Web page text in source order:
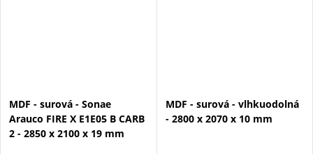
MDF - surová - Sonae
Arauco FIRE X E1E05 B CARB
2 - 2850 x 2100 x 19 mm
MDF - surová - vlhkuodolná
- 2800 x 2070 x 10 mm